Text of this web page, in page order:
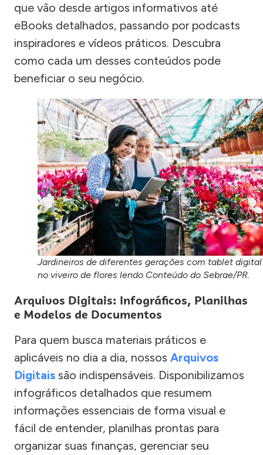
que vão desde artigos informativos até
eBooks detalhados, passando por podcasts
inspiradores e vídeos práticos. Descubra
como cada um desses conteúdos pode
beneficiar o seu negócio.
Jardineiros de diferentes gerações com tablet digital
no viveiro de flores lendo Conteúdo do Sebrae/PR.
Arquivos Digitais: Infográficos, Planilhas
e Modelos de Documentos
Para quem busca materiais práticos e
aplicáveis no dia a dia, nossos Arquivos
Digitais são indispensáveis. Disponibilizamos
infográficos detalhados que resumem
informações essenciais de forma visual e
fácil de entender, planilhas prontas para
organizar suas finanças, gerenciar seu